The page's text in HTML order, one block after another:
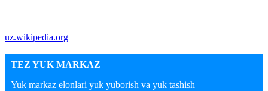
uz.wikipedia.org
TEZ YUK MARKAZ
Yuk markaz elonlari yuk yuborish va yuk tashish